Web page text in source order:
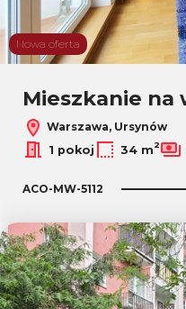
Nowa oferta
Mieszkanie na
Warszawa, Ursynów
1 pokoj
34 m2
ACO-MW-5112